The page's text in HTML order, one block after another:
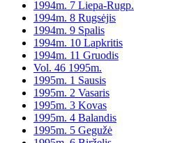
1994m. 7 Liepa-Rugp.
1994m. 8 Rugsėjis
1994m. 9 Spalis
1994m. 10 Lapkritis
1994m. 11 Gruodis
Vol. 46 1995m.
1995m. 1 Sausis
1995m. 2 Vasaris
1995m. 3 Kovas
1995m. 4 Balandis
1995m. 5 Gegužė